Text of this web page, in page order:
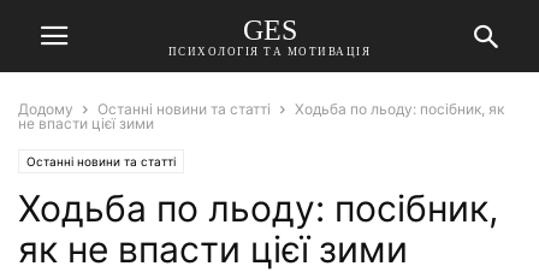
GES
ПСИХОЛОГІЯ ТА МОТИВАЦІЯ
Додому Останні новини та статті
Ходьба по льоду: посібник, як
не впасти цієї зими
Останні новини та статті
Ходьба по льоду: посібник,
як не впасти цієї зими